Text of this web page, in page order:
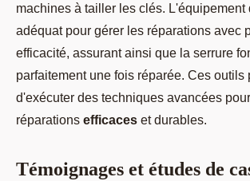
machines à tailler les clés. L'équipement
adéquat pour gérer les réparations avec
efficacité, assurant ainsi que la serrure
parfaitement une fois réparée. Ces outils
d'exécuter des techniques avancées
réparations efficaces et durables.
Témoignages et études de